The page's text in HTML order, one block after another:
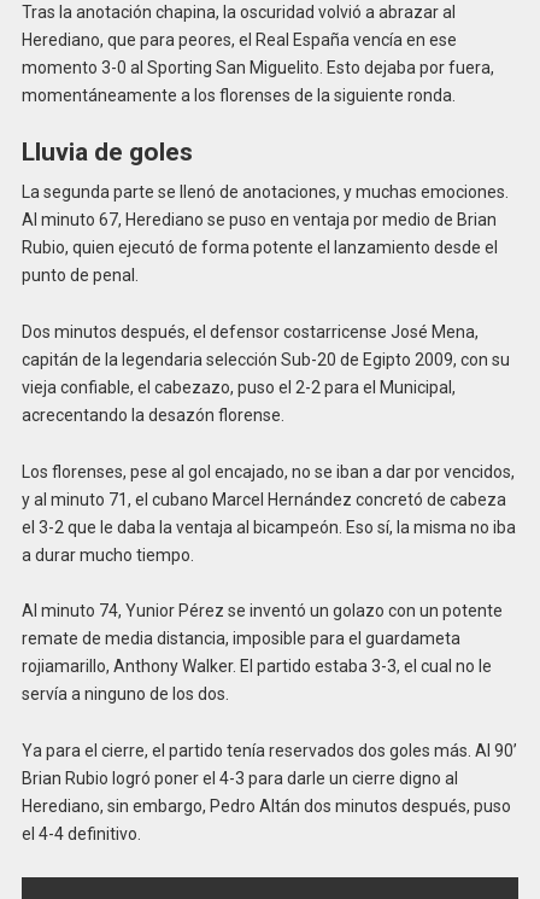
Tras la anotación chapina, la oscuridad volvió a abrazar al
Herediano, que para peores, el Real España vencía en ese
momento 3-0 al Sporting San Miguelito. Esto dejaba por fuera,
momentáneamente a los florenses de la siguiente ronda.
Lluvia de goles
La segunda parte se llenó de anotaciones, y muchas emociones.
Al minuto 67, Herediano se puso en ventaja por medio de Brian
Rubio, quien ejecutó de forma potente el lanzamiento desde el
punto de penal.
Dos minutos después, el defensor costarricense José Mena,
capitán de la legendaria selección Sub-20 de Egipto 2009, con su
vieja confiable, el cabezazo, puso el 2-2 para el Municipal,
acrecentando la desazón florense.
Los florenses, pese al gol encajado, no se iban a dar por vencidos,
y al minuto 71, el cubano Marcel Hernández concretó de cabeza
el 3-2 que le daba la ventaja al bicampeón. Eso sí, la misma no iba
a durar mucho tiempo.
Al minuto 74, Yunior Pérez se inventó un golazo con un potente
remate de media distancia, imposible para el guardameta
rojiamarillo, Anthony Walker. El partido estaba 3-3, el cual no le
servía a ninguno de los dos.
Ya para el cierre, el partido tenía reservados dos goles más. Al 90’
Brian Rubio logró poner el 4-3 para darle un cierre digno al
Herediano, sin embargo, Pedro Altán dos minutos después, puso
el 4-4 definitivo.